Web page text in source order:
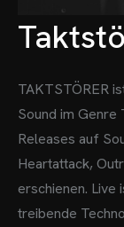
TAKTSTÖRER
Sound im
Releases auf
Heartattack,
erschienen. Live
treibende